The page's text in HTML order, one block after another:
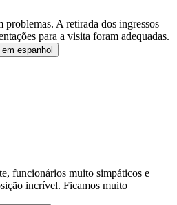
problemas. A retirada dos ingressos
para a visita foram adequadas.
espanhol
funcionários muito simpáticos e
incrível. Ficamos muito